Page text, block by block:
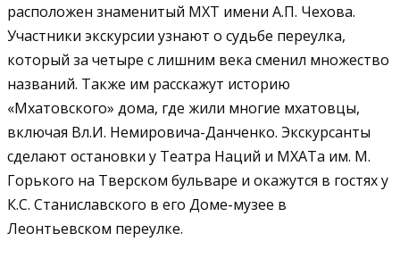
расположен знаменитый МХТ имени А.П. Чехова.
Участники экскурсии узнают о судьбе переулка,
который за четыре с лишним века сменил множество
названий. Также им расскажут историю
«Мхатовского» дома, где жили многие мхатовцы,
включая Вл.И. Немировича-Данченко. Экскурсанты
сделают остановки у Театра Наций и МХАТа им. М.
Горького на Тверском бульваре и окажутся в гостях у
К.С. Станиславского в его Доме-музее в
Леонтьевском переулке.